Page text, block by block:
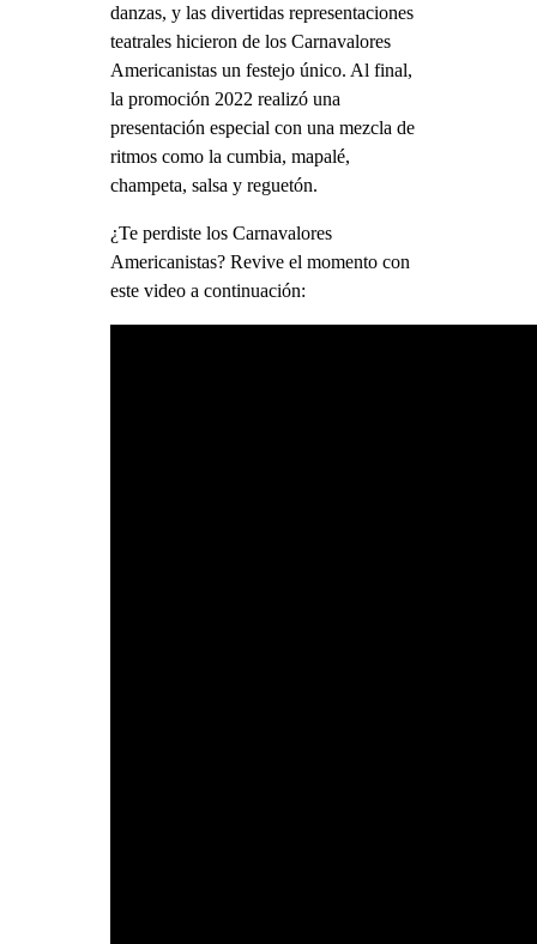
danzas, y las divertidas representaciones
teatrales hicieron de los Carnavalores
Americanistas un festejo único. Al final,
la promoción 2022 realizó una
presentación especial con una mezcla de
ritmos como la cumbia, mapalé,
champeta, salsa y reguetón.
¿Te perdiste los Carnavalores
Americanistas? Revive el momento con
este video a continuación: